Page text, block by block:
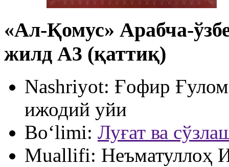
«Ал-Қомус» Арабча-
жилд А3 (қаттиқ)
Nashriyot: Ғофир
ижодий уйи
Bo‘limi: Луғат ва
Muallifi: Неъматуллоҳ